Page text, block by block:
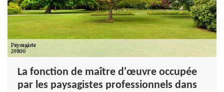
La fonction de maître d'œuvre occupée
par les paysagistes professionnels dans